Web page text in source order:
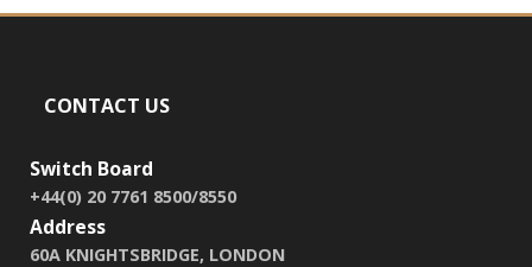
CONTACT US
Switch Board
+44(0) 20 7761 8500/8550
Address
60A KNIGHTSBRIDGE, LONDON